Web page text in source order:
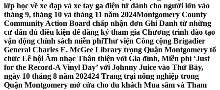
lớp học về xe đạp và xe tay ga điện tử dành cho người lớn vào
tháng 9, tháng 10 và tháng 11 năm 2024Montgomery County
Community Action Board chấp nhận đơn Ghi Danh từ những
cư dân đủ điều kiện để đăng ký tham gia Chương trình đào tạo
vận động chính sách miễn phíThư viện Công cộng Brigadier
General Charles E. McGee Library trọng Quận Montgomery tổ
chức Lễ hội Âm nhạc Thân thiện với Gia đình, Miễn phí ‘Just
for the Record-A Vinyl Day’ với Johnny Juice vào Thứ Bảy,
ngày 10 tháng 8 năm 202424 Trang trại nông nghiệp trong
Quận Montgomery mở cửa cho du khách Mua sắm và Tham